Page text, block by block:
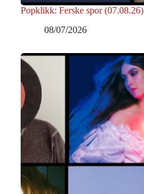
Popklikk: Ferske spor (07.08.26)
08/07/2026